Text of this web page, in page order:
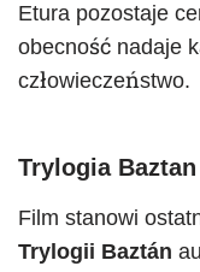
Etura pozostaje
obecność nadaje
człowieczeństwo.
Trylogia
Film stanowi
Trylogii Baztán